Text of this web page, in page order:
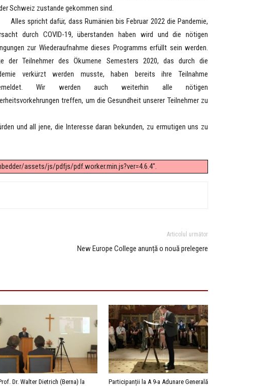
Schweiz zustande gekommen sind.
spricht dafür, dass Rumänien bis Februar 2022 die Pandemie,
durch COVID-19, überstanden haben wird und die nötigen
zur Wiederaufnahme dieses Programms erfüllt sein werden.
der Teilnehmer des Ökumene Semesters 2020, das durch die
verkürzt werden musste, haben bereits ihre Teilnahme
Wir werden auch weiterhin alle nötigen
treffen, um die Gesundheit unserer Teilnehmer zu
und all jene, die Interesse daran bekunden, zu ermutigen uns zu
assets/js/pdfjs/pdf.worker.min.js?ver=4.6.4".
Articolul următor
New Europe College anunță o nouă prelegere
Dr. Walter Dietrich (Berna) la Participanții la A 9-a Adunare Generală